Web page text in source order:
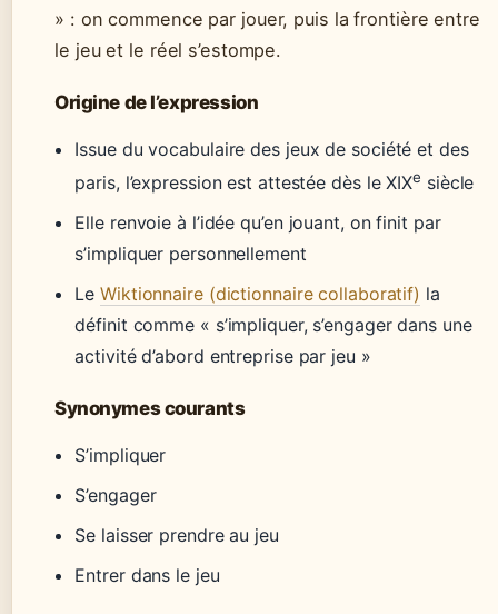
» : on commence par jouer, puis la frontière entre
le jeu et le réel s’estompe.
Origine de l’expression
Issue du vocabulaire des jeux de société et des
paris, l’expression est attestée dès le XIXe siècle
Elle renvoie à l’idée qu’en jouant, on finit par
s’impliquer personnellement
LeWiktionnaire (dictionnaire collaboratif) la
définit comme « s’impliquer, s’engager dans une
activité d’abord entreprise par jeu »
Synonymes courants
S’impliquer
S’engager
Se laisser prendre au jeu
Entrer dans le jeu